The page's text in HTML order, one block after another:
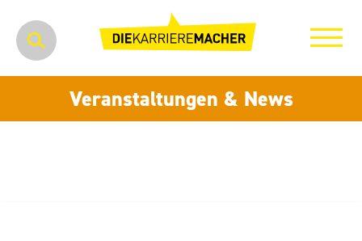
Veranstaltungen & News